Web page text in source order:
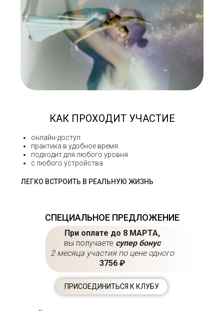
ЛЕГКО ВСТРОИТЬ В РЕАЛЬНУЮ ЖИЗНЬ
онлайн-доступ
практика в удобное время
подходит для любого уровня
с любого устройства
При оплате до 8 МАРТА,
вы получаете супер бонус
2 месяца участия по цене одного
3756 ₽
СПЕЦИАЛЬНОЕ ПРЕДЛОЖЕНИЕ
КАК ПРОХОДИТ УЧАСТИЕ
ПРИСОЕДИНИТЬСЯ К КЛУБУ